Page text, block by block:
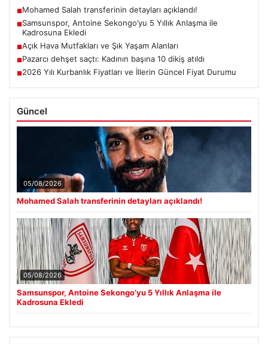
■Mohamed Salah transferinin detayları açıklandı!
■Samsunspor, Antoine Sekongo’yu 5 Yıllık Anlaşma ile
Kadrosuna Ekledi
■Açık Hava Mutfakları ve Şık Yaşam Alanları
■Pazarcı dehşet saçtı: Kadının başına 10 dikiş atıldı
■2026 Yılı Kurbanlık Fiyatları ve İllerin Güncel Fiyat Durumu
Güncel
05/08/2026
Mohamed Salah transferinin detayları açıklandı!
05/08/2026
Samsunspor, Antoine Sekongo’yu 5 Yıllık Anlaşma ile
Kadrosuna Ekledi